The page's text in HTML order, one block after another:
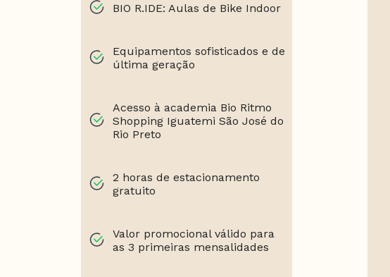
BIO R.IDE: Aulas de Bike Indoor
Equipamentos sofisticados e de
última geração
Acesso à academia Bio Ritmo
Shopping Iguatemi São José do
Rio Preto
2 horas de estacionamento
gratuito
Valor promocional válido para
as 3 primeiras mensalidades